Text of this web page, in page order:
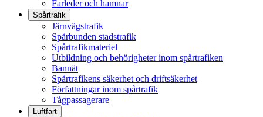
Farleder och hamnar
Spårtrafik
Järnvägstrafik
Spårbunden stadstrafik
Spårtrafikmateriel
Utbildning och behörigheter inom spårtrafiken
Bannät
Spårtrafikens säkerhet och driftsäkerhet
Författningar inom spårtrafik
Tågpassagerare
Luftfart